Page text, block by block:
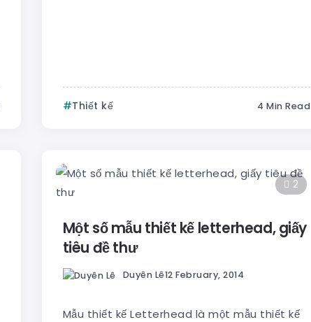
Thiết kế 4 Min Read
2
Một số mẫu thiết kế letterhead, giấy
tiêu đề thư
Duyên Lê12 February, 2014
Mẫu thiết kế Letterhead là một mẫu thiết kế